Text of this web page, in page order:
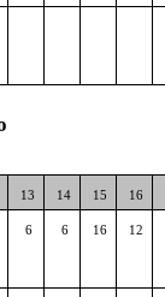
13 14 15 16
6 6 16 12